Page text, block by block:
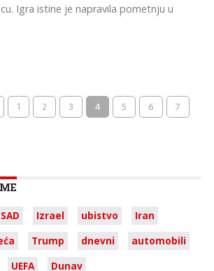
Igra istine je napravila pometnju u
1 2 3 4 5 6
7
SAD Izrael ubistvo
Iran
Trump dnevni
automobili
UEFA Dunav